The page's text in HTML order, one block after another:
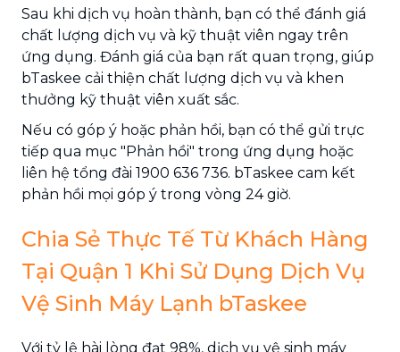
Sau khi dịch vụ hoàn thành, bạn có thể đánh giá
chất lượng dịch vụ và kỹ thuật viên ngay trên
ứng dụng. Đánh giá của bạn rất quan trọng, giúp
bTaskee cải thiện chất lượng dịch vụ và khen
thưởng kỹ thuật viên xuất sắc.
Nếu có góp ý hoặc phản hồi, bạn có thể gửi trực
tiếp qua mục "Phản hồi" trong ứng dụng hoặc
liên hệ tổng đài 1900 636 736. bTaskee cam kết
phản hồi mọi góp ý trong vòng 24 giờ.
Chia Sẻ Thực Tế Từ Khách Hàng
Tại Quận 1 Khi Sử Dụng Dịch Vụ
Vệ Sinh Máy Lạnh bTaskee
Với tỷ lệ hài lòng đạt 98%, dịch vụ vệ sinh máy